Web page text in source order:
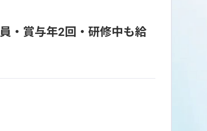
・賞与年2回・研修中も給